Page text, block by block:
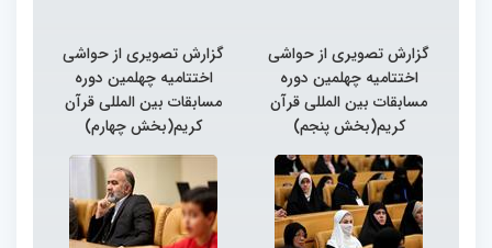
گزارش تصویری از حواشی
اختتامیه چهلمین دوره
مسابقات بین المللی قرآن
کریم(بخش پنجم)
گزارش تصویری از حواشی
اختتامیه چهلمین دوره
مسابقات بین المللی قرآن
کریم(بخش چهارم)